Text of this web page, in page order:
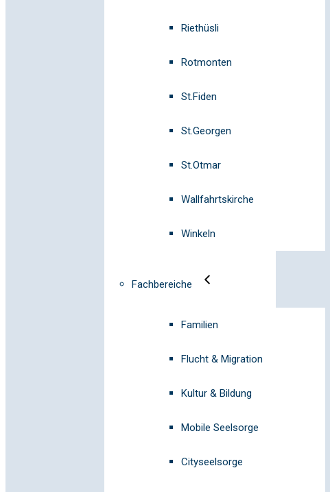
Riethüsli
Rotmonten
St.Fiden
St.Georgen
St.Otmar
Wallfahrtskirche
Winkeln
Fachbereiche
Familien
Flucht & Migration
Kultur & Bildung
Mobile Seelsorge
Cityseelsorge